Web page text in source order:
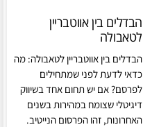
הבדלים בין אווטבריין
לטאבולה
הבדלים בין אווטבריין לטאבולה: מה
כדאי לדעת לפני שמתחילים
לפרסם? אם יש תחום אחד בשיווק
דיגיטלי שצומח במהירות בשנים
האחרונות, זהו הפרסום הנייטיב.